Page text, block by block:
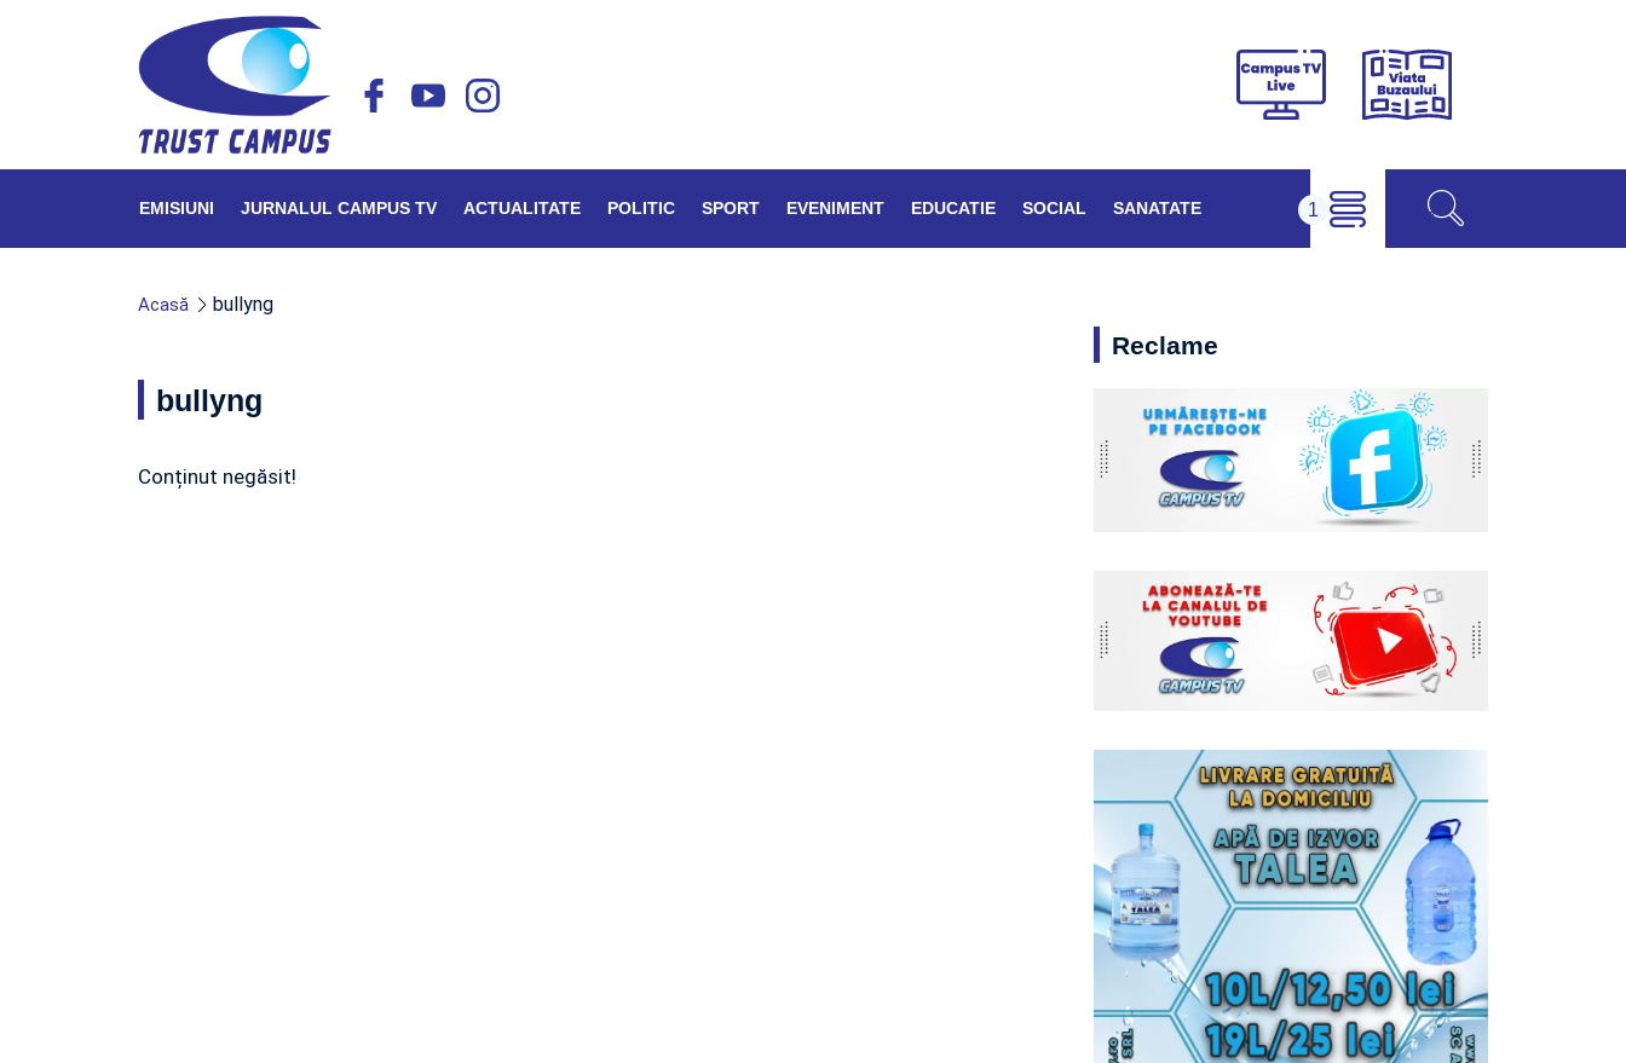
Campus
Viața
EMISIUNI JURNALUL CAMPUS TV ACTUALITATE POLITIC SPORT EVENIMENT EDUCATIE SOCIAL SANATATE
Acasă bullyng
bullyng
Conținut negăsit!
Reclame